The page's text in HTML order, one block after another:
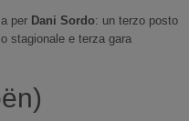
per Dani Sordo: un terzo posto
stagionale e terza gara